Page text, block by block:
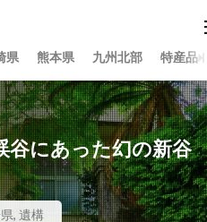
県 熊本県 九州北部 特産品
にあった幻の新谷
, 遺構